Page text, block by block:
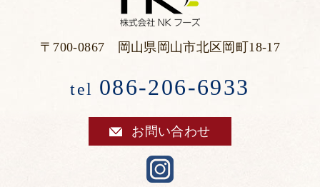
〒700-0867 岡山県岡山市北区岡町18-17
tel 086-206-6933
お問い合わせ